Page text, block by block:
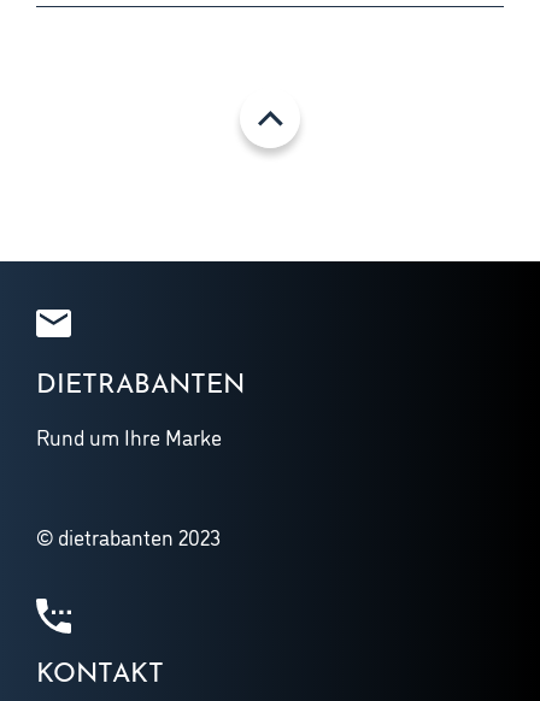
DIETRABANTEN
Rund um Ihre Marke
© dietrabanten 2023
KONTAKT